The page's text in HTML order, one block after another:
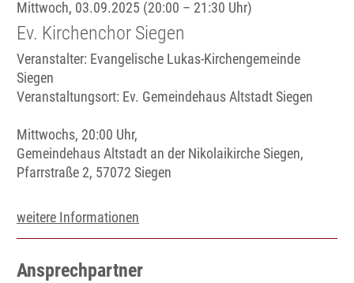
Mittwoch, 03.09.2025 (20:00 – 21:30 Uhr)
Ev. Kirchenchor Siegen
Veranstalter: Evangelische Lukas-Kirchengemeinde
Siegen
Veranstaltungsort: Ev. Gemeindehaus Altstadt Siegen
Mittwochs, 20:00 Uhr,
Gemeindehaus Altstadt an der Nikolaikirche Siegen,
Pfarrstraße 2, 57072 Siegen
weitere Informationen
Ansprechpartner